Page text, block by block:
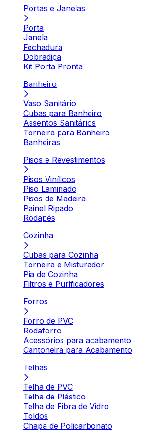
Portas e Janelas
Porta
Janela
Fechadura
Dobradiça
Kit Porta Pronta
Banheiro
Vaso Sanitário
Cubas para Banheiro
Assentos Sanitários
Torneira para Banheiro
Banheiras
Pisos e Revestimentos
Pisos Vinílicos
Piso Laminado
Pisos de Madeira
Painel Ripado
Rodapés
Cozinha
Cubas para Cozinha
Torneira e Misturador
Pia de Cozinha
Filtros e Purificadores
Forros
Forro de PVC
Rodaforro
Acessórios para acabamento
Cantoneira para Acabamento
Telhas
Telha de PVC
Telha de Plástico
Telha de Fibra de Vidro
Toldos
Chapa de Policarbonato